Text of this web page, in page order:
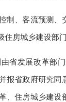
客流预测、
住房城乡建设部
发展改革部门
报省政府研究
、住房城乡建